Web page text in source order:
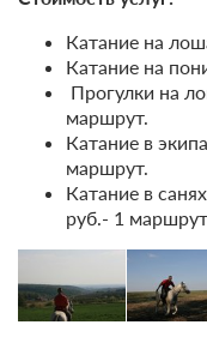
Катание на
Катание на
Прогулки на
маршрут.
Катание в
маршрут.
Катание в
руб.- 1